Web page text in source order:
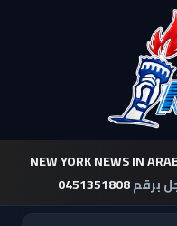
NEW YORK NEWS IN
برقم0451351808